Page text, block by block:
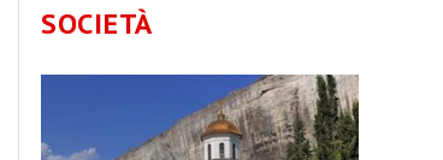
SOCIETÀ